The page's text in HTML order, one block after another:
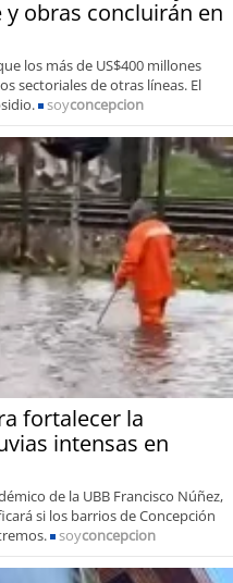
obras concluirán en
los más de US$400 millones
sectoriales de otras líneas. El
soyconcepcion
fortalecer la
intensas en
de la UBB Francisco Núñez,
si los barrios de Concepción
soyconcepcion